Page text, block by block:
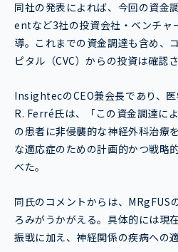
同社の発表によれば、今回の資
entなど3社の投資会社・ベンチャ
導。これまでの資金調達も含め、
ピタル（CVC）からの投資は確認
InsightecのCEO兼会長であり、
R. Ferré氏は、「この資金調達に
の患者に非侵襲的な神経外科治療
な適応症のための計画的かつ戦略
べた。
同氏のコメントからは、MRgFUS
ろみがうかがえる。具体的には現
振戦に加え、神経関係の疾病への